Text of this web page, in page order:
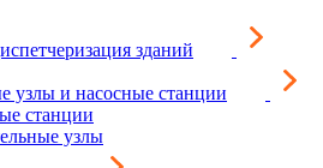
зданий
узлы и насосные станции
станции
узлы